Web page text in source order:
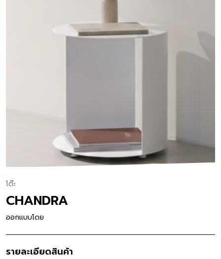
โต๊ะ
CHANDRA
ออกแบบโดย
รายละเอียดสินค้า